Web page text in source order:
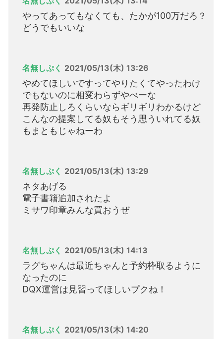
やってあってもなくても、たかが100万だろ？
どうでもいいな
名無しぷく 2021/05/13(木) 13:26
やめてほしいですってやりたくてやったわけ
でもないのに相変わらずやべーな
再発防止しろくらいならギリギリわかるけど
こんなの提案してる奴もそう思ういれてる奴
もまともじゃねーわ
名無しぷく 2021/05/13(木) 13:29
ネタあげる
電子書籍追加されたよ
ミサワ印章みんな買おうぜ
名無しぷく 2021/05/13(木) 14:13
ラグちゃんは最近ちゃんと予約枠取るように
なったのに
DQX運営は見習ってほしいプクね！
名無しぷく 2021/05/13(木) 14:20